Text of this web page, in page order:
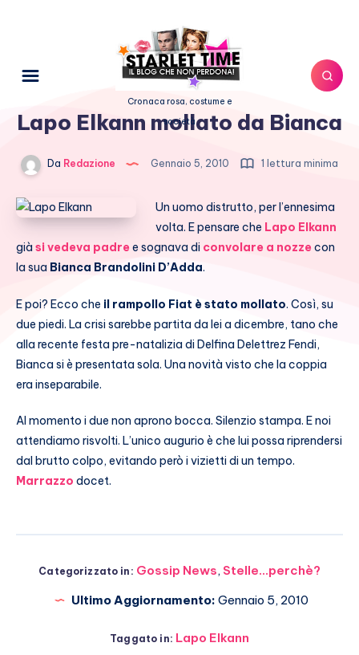
Cronaca rosa, costume e
società
Lapo Elkann mollato da Bianca
Da Redazione Gennaio 5, 2010 1 lettura minima
Un uomo distrutto, per l’ennesima
volta. E pensare che Lapo Elkann
già si vedeva padre e sognava di convolare a nozze con
la sua Bianca Brandolini D’Adda.
E poi? Ecco che il rampollo Fiat è stato mollato. Così, su
due piedi. La crisi sarebbe partita da lei a dicembre, tano che
alla recente festa pre-natalizia di Delfina Delettrez Fendi,
Bianca si è presentata sola. Una novità visto che la coppia
era inseparabile.
Al momento i due non aprono bocca. Silenzio stampa. E noi
attendiamo risvolti. L’unico augurio è che lui possa riprendersi
dal brutto colpo, evitando però i vizietti di un tempo.
Marrazzo docet.
Categorizzato in: Gossip News, Stelle...perchè?
Ultimo Aggiornamento: Gennaio 5, 2010
Taggato in: Lapo Elkann